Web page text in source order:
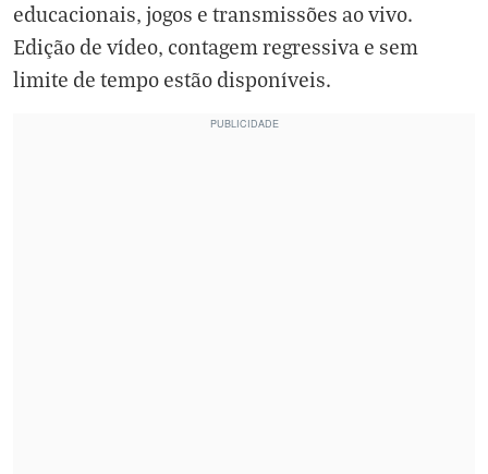
educacionais, jogos e transmissões ao vivo.
Edição de vídeo, contagem regressiva e sem
limite de tempo estão disponíveis.